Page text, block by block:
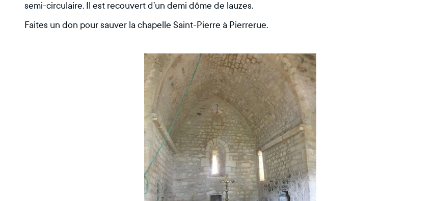
semi-circulaire. Il est recouvert d’un demi dôme de lauzes.
Faites un don pour sauver la chapelle Saint-Pierre à Pierrerue.